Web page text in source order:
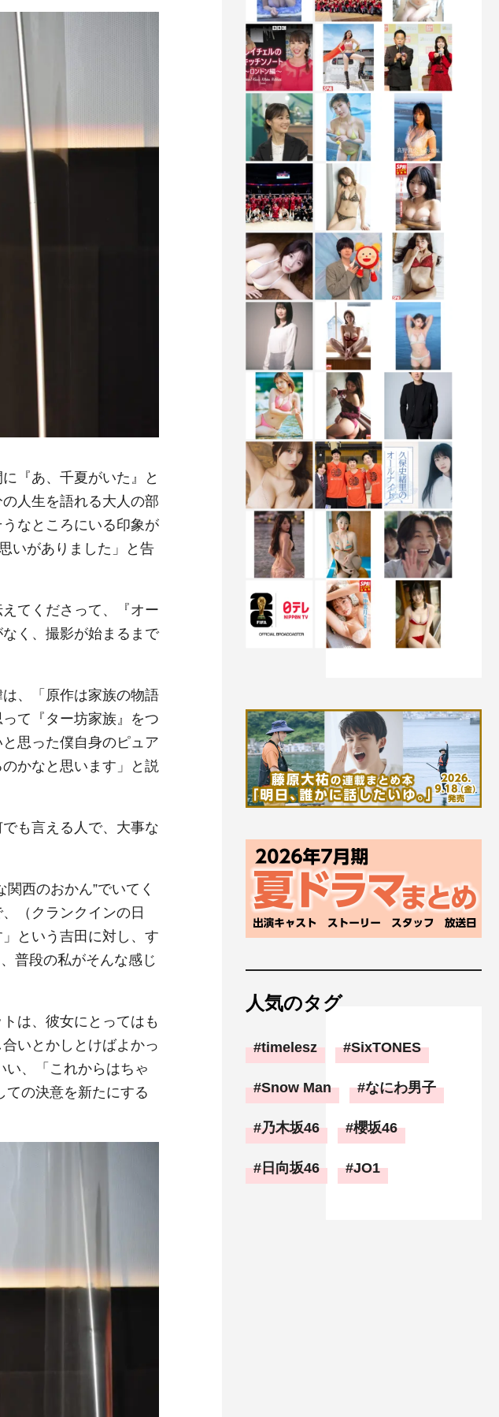
『あ、千夏がいた』と
人生を語れる大人の部
なところにいる印象が
いがありました」と告
てくださって、『オー
く、撮影が始まるまで
、「原作は家族の物語
て『ター坊家族』をつ
思った僕自身のピュア
かなと思います」と説
も言える人で、大事な
西のおかん”でいてく
（クランクインの日
という吉田に対し、す
普段の私がそんな感じ
は、彼女にとってはも
いとかしとけばよかっ
い、「これからはちゃ
ての決意を新たにする
人気のタグ
timelesz SixTONES
Snow Man なにわ男子
乃木坂46 櫻坂46
日向坂46 JO1